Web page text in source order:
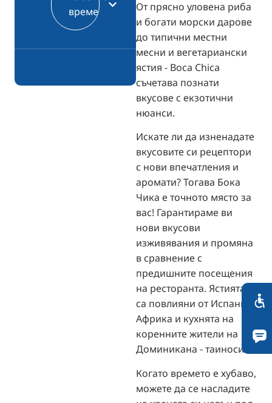
От прясно уловена риба
и богати морски дарове
до типични местни
месни и вегетариански
ястия - Boca Chica
съчетава познати
вкусове с екзотични
нюанси.
Искате ли да изненадате
вкусовите си рецептори
с нови впечатления и
аромати? Тогава Бока
Чика е точното място за
вас! Гарантираме ви
нови вкусови
изживявания и промяна
в сравнение с
предишните посещения
на ресторанта. Ястията
са повлияни от Испания,
Африка и кухнята на
коренните жители на
Доминикана - таиносите.
Когато времето е хубаво,
можете да се насладите
време